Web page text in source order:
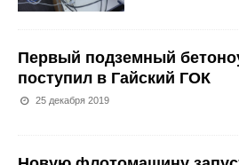
Первый подземный
поступил в Гайский ГОК
25 декабря 2019